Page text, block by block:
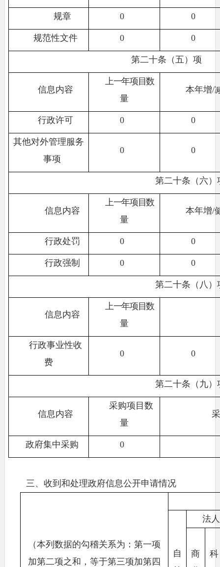
规章 0 0
规范性文件 0 0
第二十条（五）项
信息内容
上一年项目数
量
本年增/
行政许可 0 0
其他对外管理服务
事项
0 0
第二十条（六）
信息内容
上一年项目数
量
本年增/
行政处罚 0 0
行政强制 0 0
第二十条（八）
信息内容
上一年项目数
量
行政事业性收
费
0 0
第二十条（九）
信息内容
采购项目数
量
政府集中采购 0
三、收到和处理政府信息公开申请情况
（本列数据的勾稽关系为：第一项
加第二项之和，等于第三项加第四
自
法
商
科